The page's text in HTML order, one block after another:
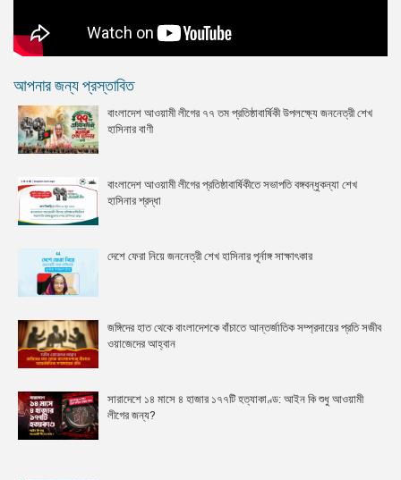
আপনার জন্য প্রস্তাবিত
বাংলাদেশ আওয়ামী লীগের ৭৭ তম প্রতিষ্ঠাবার্ষিকী উপলক্ষ্যে জননেত্রী শেখ
হাসিনার বাণী
বাংলাদেশ আওয়ামী লীগের প্রতিষ্ঠাবার্ষিকীতে সভাপতি বঙ্গবন্ধুকন্যা শেখ
হাসিনার শ্রদ্ধা
দেশে ফেরা নিয়ে জননেত্রী শেখ হাসিনার পূর্নাঙ্গ সাক্ষাৎকার
জঙ্গিদের হাত থেকে বাংলাদেশকে বাঁচাতে আন্তর্জাতিক সম্প্রদায়ের প্রতি সজীব
ওয়াজেদের আহ্বান
সারাদেশে ১৪ মাসে ৪ হাজার ১৭৭টি হত্যাকাণ্ড: আইন কি শুধু আওয়ামী
লীগের জন্য?